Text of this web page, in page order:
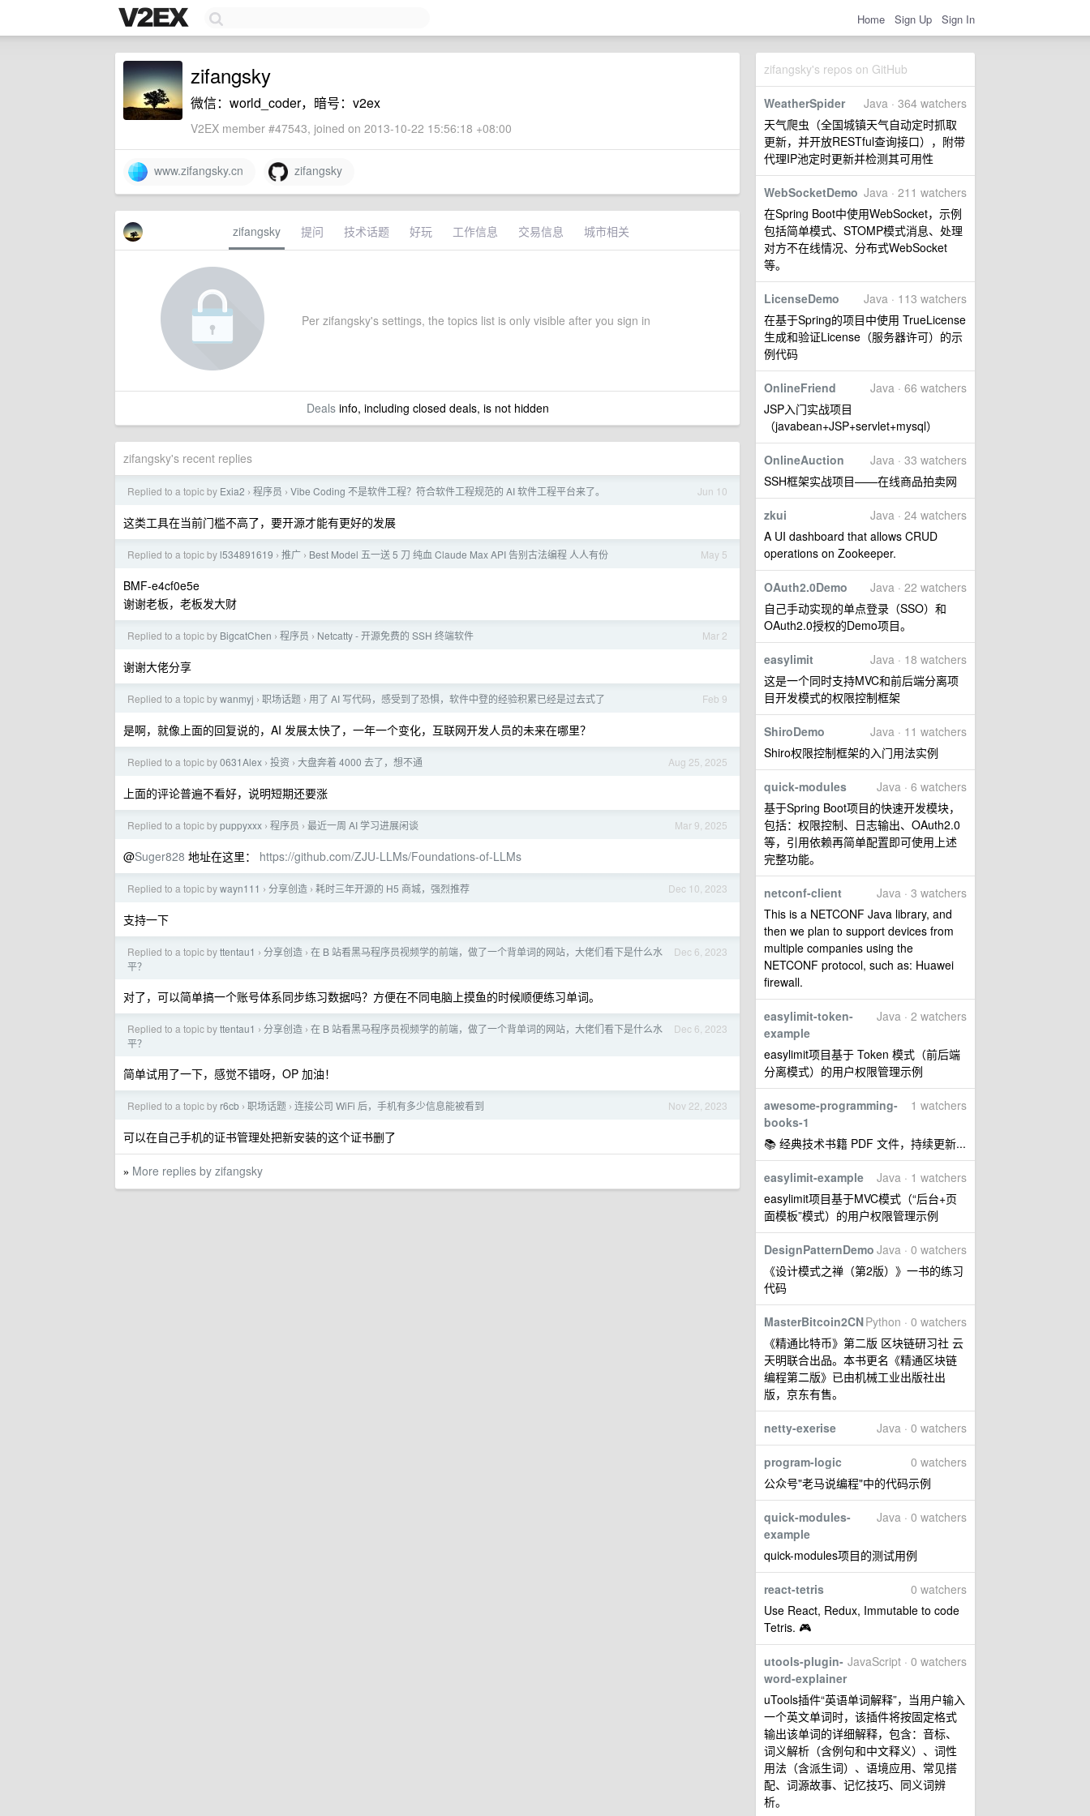
Home Sign Up Sign In
zifangsky's repos on GitHub
Java · 364 watchers
WeatherSpider
天气爬虫（全国城镇天气自动定时抓取
更新，并开放RESTful查询接口），附带
代理IP池定时更新并检测其可用性
Java · 211 watchers
WebSocketDemo
在Spring Boot中使用WebSocket，示例
包括简单模式、STOMP模式消息、处理
对方不在线情况、分布式WebSocket
等。
Java · 113 watchers
LicenseDemo
在基于Spring的项目中使用 TrueLicense
生成和验证License（服务器许可）的示
例代码
Java · 66 watchers
OnlineFriend
JSP入门实战项目
（javabean+JSP+servlet+mysql）
Java · 33 watchers
OnlineAuction
SSH框架实战项目——在线商品拍卖网
Java · 24 watchers
zkui
A UI dashboard that allows CRUD
operations on Zookeeper.
Java · 22 watchers
OAuth2.0Demo
自己手动实现的单点登录（SSO）和
OAuth2.0授权的Demo项目。
Java · 18 watchers
easylimit
这是一个同时支持MVC和前后端分离项
目开发模式的权限控制框架
Java · 11 watchers
ShiroDemo
Shiro权限控制框架的入门用法实例
Java · 6 watchers
quick-modules
基于Spring Boot项目的快速开发模块，
包括：权限控制、日志输出、OAuth2.0
等，引用依赖再简单配置即可使用上述
完整功能。
Java · 3 watchers
netconf-client
This is a NETCONF Java library, and
then we plan to support devices from
multiple companies using the
NETCONF protocol, such as: Huawei
firewall.
Java · 2 watchers
easylimit-token-
example
easylimit项目基于 Token 模式（前后端
分离模式）的用户权限管理示例
1 watchers
awesome-programming-
books-1
📚 经典技术书籍 PDF 文件，持续更新...
Java · 1 watchers
easylimit-example
easylimit项目基于MVC模式（“后台+页
面模板”模式）的用户权限管理示例
Java · 0 watchers
DesignPatternDemo
《设计模式之禅（第2版）》一书的练习
代码
Python · 0 watchers
MasterBitcoin2CN
《精通比特币》第二版 区块链研习社 云
天明联合出品。本书更名《精通区块链
编程第二版》已由机械工业出版社出
版，京东有售。
Java · 0 watchers
netty-exerise
0 watchers
program-logic
公众号"老马说编程"中的代码示例
Java · 0 watchers
quick-modules-
example
quick-modules项目的测试用例
0 watchers
react-tetris
Use React, Redux, Immutable to code
Tetris. 🎮
JavaScript · 0 watchers
utools-plugin-
word-explainer
uTools插件“英语单词解释”，当用户输入
一个英文单词时，该插件将按固定格式
输出该单词的详细解释，包含：音标、
词义解析（含例句和中文释义）、词性
用法（含派生词）、语境应用、常见搭
配、词源故事、记忆技巧、同义词辨
析。
zifangsky
微信：world_coder，暗号：v2ex
V2EX member #47543, joined on 2013-10-22 15:56:18 +08:00
www.zifangsky.cn zifangsky
zifangsky 提问 技术话题 好玩 工作信息 交易信息 城市相关
Per zifangsky's settings, the topics list is only visible after you sign in
Dealsinfo, including closed deals, is not hidden
zifangsky's recent replies
Jun 10
Replied to a topic by Exia2 › 程序员 › Vibe Coding 不是软件工程？符合软件工程规范的 AI 软件工程平台来了。
这类工具在当前门槛不高了，要开源才能有更好的发展
May 5
Replied to a topic by l534891619 › 推广 › Best Model 五一送 5 刀 纯血 Claude Max API 告别古法编程 人人有份
BMF-e4cf0e5e
谢谢老板，老板发大财
Mar 2
Replied to a topic by BigcatChen › 程序员 › Netcatty - 开源免费的 SSH 终端软件
谢谢大佬分享
Feb 9
Replied to a topic bywanmyj › 职场话题 › 用了 AI 写代码，感受到了恐惧，软件中登的经验积累已经是过去式了
是啊，就像上面的回复说的，AI 发展太快了，一年一个变化，互联网开发人员的未来在哪里？
Aug 25, 2025
Replied to a topic by0631Alex › 投资 › 大盘奔着 4000 去了，想不通
上面的评论普遍不看好，说明短期还要涨
Mar 9, 2025
Replied to a topic bypuppyxxx › 程序员 › 最近一周 AI 学习进展闲谈
@Suger828 地址在这里： https://github.com/ZJU-LLMs/Foundations-of-LLMs
Dec 10, 2023
Replied to a topic bywayn111 › 分享创造 › 耗时三年开源的 H5 商城，强烈推荐
支持一下
Dec 6, 2023
Replied to a topic byttentau1 › 分享创造 › 在 B 站看黑马程序员视频学的前端，做了一个背单词的网站，大佬们看下是什么水
平？
对了，可以简单搞一个账号体系同步练习数据吗？方便在不同电脑上摸鱼的时候顺便练习单词。
Dec 6, 2023
Replied to a topic byttentau1 › 分享创造 › 在 B 站看黑马程序员视频学的前端，做了一个背单词的网站，大佬们看下是什么水
平？
简单试用了一下，感觉不错呀，OP 加油！
Nov 22, 2023
Replied to a topic by r6cb › 职场话题 › 连接公司 WiFi 后，手机有多少信息能被看到
可以在自己手机的证书管理处把新安装的这个证书删了
» More replies by zifangsky